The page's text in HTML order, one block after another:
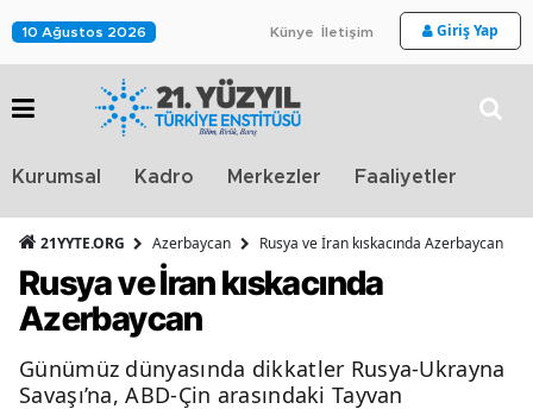
10 Ağustos 2026 Künye İletişim Giriş Yap
Kurumsal Kadro Merkezler Faaliyetler
21YYTE.ORG Azerbaycan Rusya ve İran kıskacında Azerbaycan
Rusya ve İran kıskacında
Azerbaycan
Günümüz dünyasında dikkatler Rusya-Ukrayna
Savaşı’na, ABD-Çin arasındaki Tayvan